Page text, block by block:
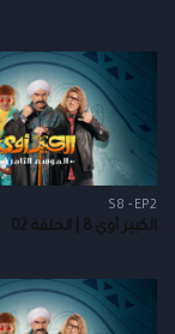
S8 - EP2
الكبير أوي 8 | الحلقة 02